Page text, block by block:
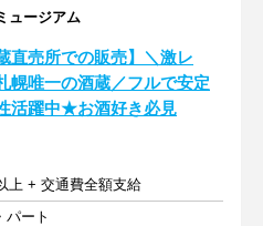
ュージアム
直売所での販売】＼激レ
幌唯一の酒蔵／フルで安定
活躍中★お酒好き必見
上 + 交通費全額支給
パート